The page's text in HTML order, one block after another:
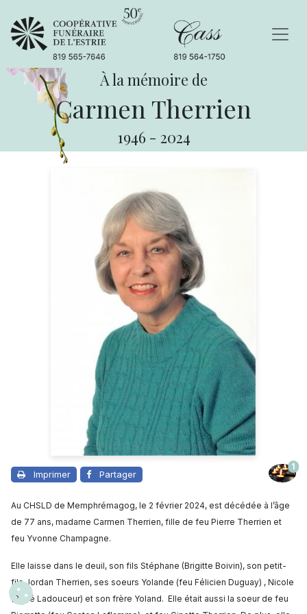
À la mémoire de
Carmen Therrien
1946 - 2024
Imprimer Partager
1
Au CHSLD de Memphrémagog, le 2 février 2024, est décédée à l’âge
de 77 ans, madame Carmen Therrien, fille de feu Pierre Therrien et
feu Yvonne Champagne.
Elle laisse dans le deuil, son fils Stéphane (Brigitte Boivin), son petit-
fils Jordan Therrien, ses soeurs Yolande (feu Félicien Duguay) , Nicole
(René Ladouceur) et son frère Yoland. Elle était aussi la soeur de feu